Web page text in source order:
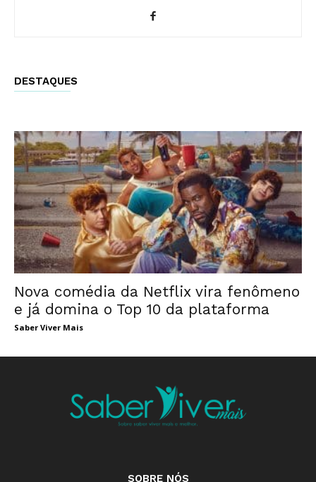
DESTAQUES
Nova comédia da Netflix vira fenômeno
e já domina o Top 10 da plataforma
Saber Viver Mais
SOBRE NÓS